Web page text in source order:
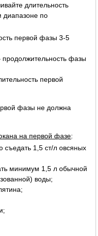
длительность
диапазоне по
первой фазы 3-5
продолжительность фазы
первой
фазы не должна
на первой фазе:
съедать 1,5 ст/л овсяных
минимум 1,5 л обычной
воды;